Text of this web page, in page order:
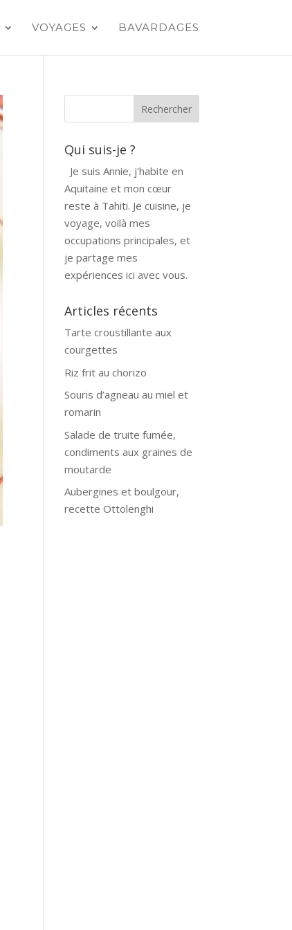
VOYAGES BAVARDAGES
Qui suis-je ?
Je suis Annie, j'habite en
Aquitaine et mon cœur
reste à Tahiti. Je cuisine, je
voyage, voilà mes
occupations principales, et
je partage mes
expériences ici avec vous.
Articles récents
Tarte croustillante aux
courgettes
Riz frit au chorizo
Souris d’agneau au miel et
romarin
Salade de truite fumée,
condiments aux graines de
moutarde
Aubergines et boulgour,
recette Ottolenghi